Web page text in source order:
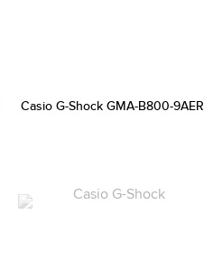
Casio G-Shock GMA-B800-9AER